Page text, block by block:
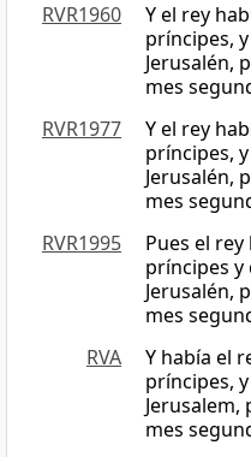
RVR1960
Y el rey
príncipes,
Jerusalén,
mes
RVR1977
Y el rey
príncipes,
Jerusalén,
mes
RVR1995
Pues el
príncipes y
Jerusalén,
mes
RVA
Y había el
príncipes,
Jerusalem,
mes